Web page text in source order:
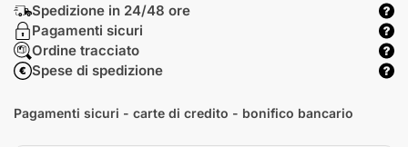
Spedizione in 24/48 ore
Pagamenti sicuri
Ordine tracciato
Spese di spedizione
Pagamenti sicuri - carte di credito - bonifico bancario